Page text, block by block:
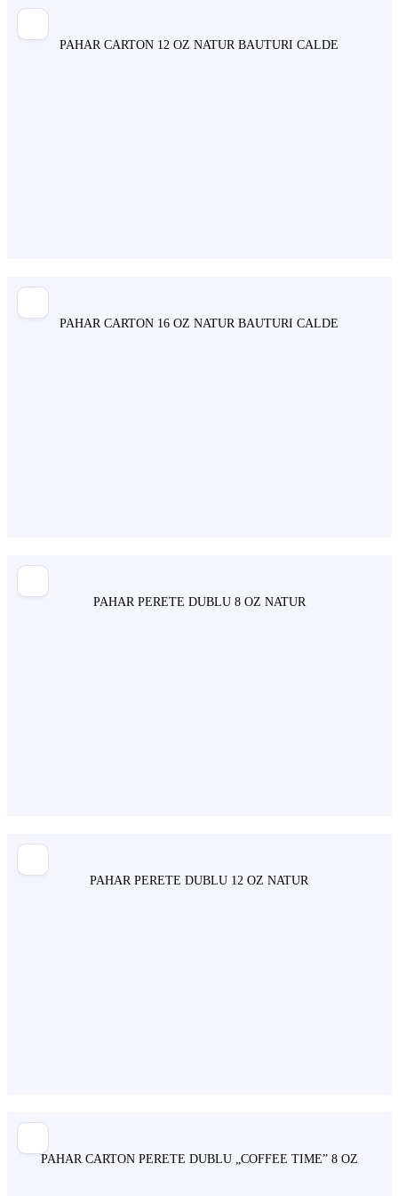
PAHAR CARTON 12 OZ NATUR BAUTURI CALDE
PAHAR CARTON 16 OZ NATUR BAUTURI CALDE
PAHAR PERETE DUBLU 8 OZ NATUR
PAHAR PERETE DUBLU 12 OZ NATUR
PAHAR CARTON PERETE DUBLU „COFFEE TIME” 8 OZ